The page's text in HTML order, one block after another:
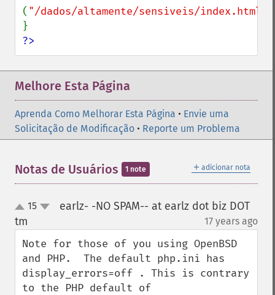
( "/dados/altamente/sensiveis/index.html"
?>
Melhore Esta Página
Aprenda Como Melhorar Esta Página • Envie uma
Solicitação de Modificação • Reporte um Problema
＋ adicionar nota
Notas de Usuários 1 note
up15
earlz- -NO SPAM-- at earlz dot biz DOT
tm
17 years ago
Note for those of you using OpenBSD
and PHP.  The default php.ini has
display_errors=off . This is contrary
to the PHP default of